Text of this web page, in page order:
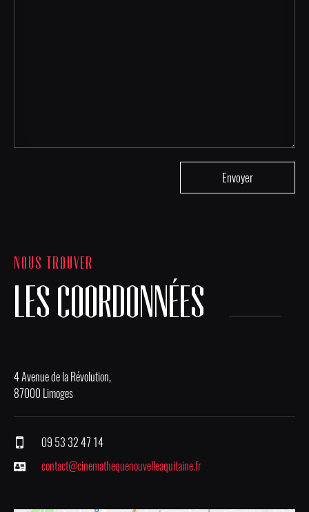
NOUS TROUVER
LES COORDONNÉES
4 Avenue de la Révolution,
87000 Limoges
09 53 32 47 14
contact@cinemathequenouvelleaquitaine.fr